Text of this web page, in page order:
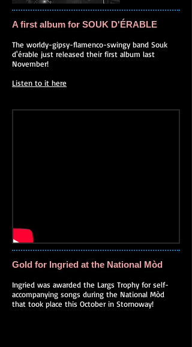
A first album for SOUK D'ÉRABLE
The worldy-gipsy-flamenco-swingy band Souk
d'érable just released their first album last
November!
Listen to it here
Gold for Ingried at the National Mòd
Ingried was awarded the Largs Trophy for self-
accompanying songs during the National Mòd
that took place this October in Stornoway!